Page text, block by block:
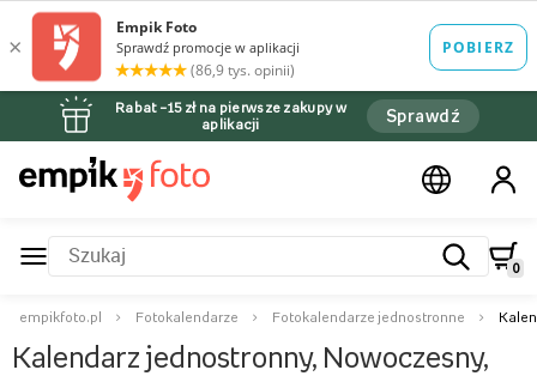
Rabat –15 zł na pierwsze zakupy w
aplikacji
Sprawdź
0
empikfoto.pl Fotokalendarze Fotokalendarze jednostronne
Kalendarz jednostronny, Nowoczesny,